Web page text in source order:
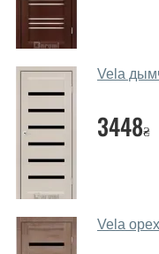
Каркас полотна
из евробруса
покрывается МДФ
Благодаря такой
выходит очень
Какие
Наши рекомендации
параметров, Вашего
Подбор дверных
каждого посетителя.
Vela
3448₴
Vela